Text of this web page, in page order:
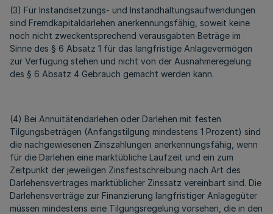
(3) Für Instandsetzungs- und Instandhaltungsaufwendungen
sind Fremdkapitaldarlehen anerkennungsfähig, soweit keine
noch nicht zweckentsprechend verausgabten Beträge im
Sinne des § 6 Absatz 1 für das langfristige Anlagevermögen
zur Verfügung stehen und nicht von der Ausnahmeregelung
des § 6 Absatz 4 Gebrauch gemacht werden kann.
(4) Bei Annuitätendarlehen oder Darlehen mit festen
Tilgungsbeträgen (Anfangstilgung mindestens 1 Prozent) sind
die nachgewiesenen Zinszahlungen anerkennungsfähig, wenn
für die Darlehen eine marktübliche Laufzeit und ein zum
Zeitpunkt der jeweiligen Zinsfestschreibung nach Art des
Darlehensvertrages marktüblicher Zinssatz vereinbart sind. Die
Darlehensverträge zur Finanzierung langfristiger Anlagegüter
müssen mindestens eine Tilgungsregelung vorsehen, die in den